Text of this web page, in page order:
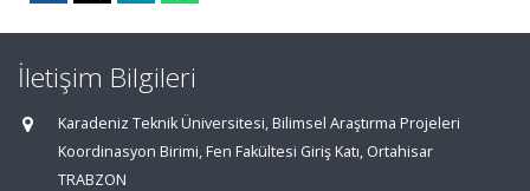
İletişim Bilgileri
Karadeniz Teknik Üniversitesi, Bilimsel Araştırma Projeleri
Koordinasyon Birimi, Fen Fakültesi Giriş Katı, Ortahisar
TRABZON